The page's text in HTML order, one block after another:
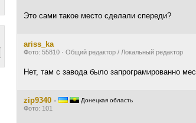
Это сами такое место сделали спереди?
ariss_ka
Фото: 55810 · Общий редактор / Локальный редактор
Нет, там с завода было запрограмированно
zip9340 · Донецкая область
Фото: 101